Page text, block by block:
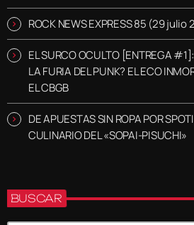
ROCK NEWS EXPRESS 85 (29 julio
EL SURCO OCULTO [ENTREGA
LA FURIA DEL PUNK? EL ECO
EL CBGB
DE APUESTAS SIN ROPA POR
CULINARIO DEL «SOPAI-PISUCHI»
BUSCAR